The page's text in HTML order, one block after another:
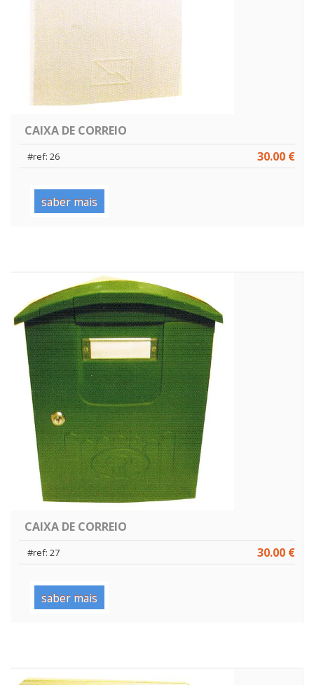
CAIXA DE CORREIO
30.00 €
#ref: 26
saber mais
CAIXA DE CORREIO
30.00 €
#ref: 27
saber mais